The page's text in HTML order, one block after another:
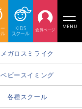
MENU
メガロスミライク
ベビースイミング
各種スクール